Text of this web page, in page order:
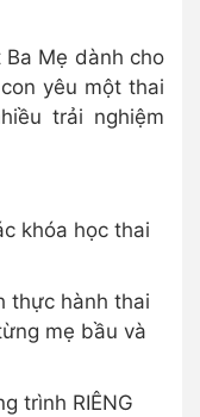
Mẹ dành cho
yêu một thai
trải nghiệm
khóa học thai
thực hành thai
mẹ bầu và
trình RIÊNG